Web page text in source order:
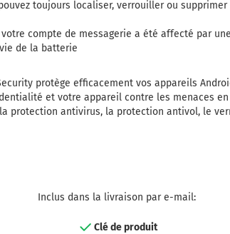
toujours localiser, verrouiller ou
compte de messagerie a été affecté par
de la batterie
protège efficacement vos appareils
et votre appareil contre les menaces
protection antivirus, la protection antivol, le
Inclus dans la livraison par e-mail:
Clé de produit